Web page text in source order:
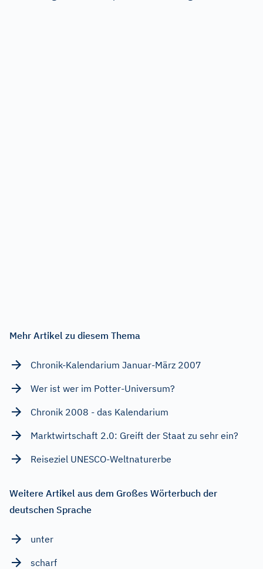
Mehr Artikel zu diesem Thema
Chronik-Kalendarium Januar-März 2007
Wer ist wer im Potter-Universum?
Chronik 2008 - das Kalendarium
Marktwirtschaft 2.0: Greift der Staat zu sehr ein?
Reiseziel UNESCO-Weltnaturerbe
Weitere Artikel aus dem Großes Wörterbuch der
deutschen Sprache
unter
scharf